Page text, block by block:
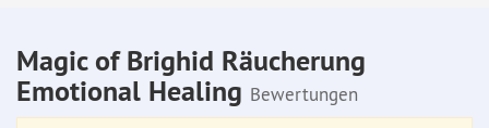
Magic of Brighid Räucherung
Emotional Healing Bewertungen